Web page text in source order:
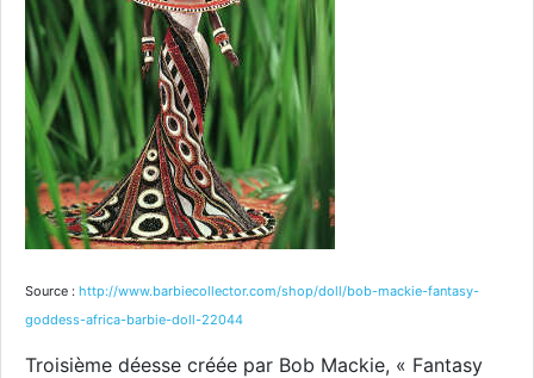
Source : http://www.barbiecollector.com/shop/doll/bob-mackie-fantasy-
goddess-africa-barbie-doll-22044
Troisième déesse créée par Bob Mackie, « Fantasy